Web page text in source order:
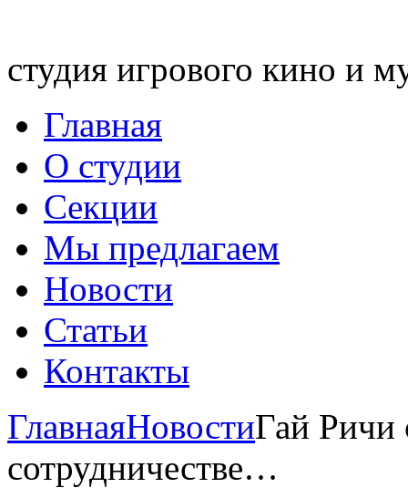
студия игрового кино и
Главная
О студии
Секции
Мы предлагаем
Новости
Статьи
Контакты
ГлавнаяНовостиГай Ричи
сотрудничестве…